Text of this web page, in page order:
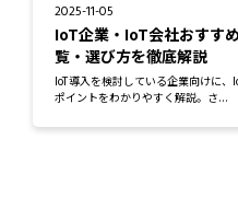
2025-11-05
IoT企業・IoT会社おすす
覧・選び方を徹底解説
IoT導入を検討している企業向けに
ポイントをわかりやすく解説。さ...